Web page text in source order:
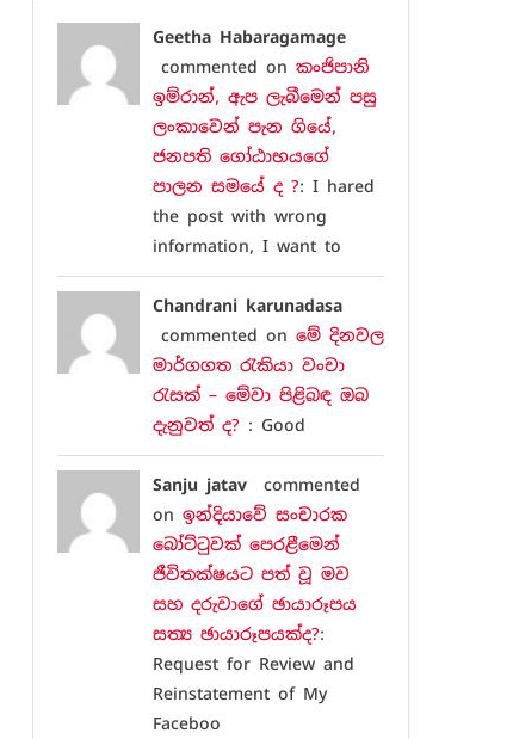
Geetha Habaragamage
commented on කංජිපානි
ඉම්රාන්, ඇප ලැබීමෙන් පසු
ලංකාවෙන් පැන ගියේ,
ජනපති ගෝඨාභයගේ
පාලන සමයේ ද ?: I hared
the post with wrong
information, I want to
Chandrani karunadasa
commented on මේ දිනවල
මාර්ගගත රැකියා වංචා
රැසක් – මේවා පිළිබඳ ඔබ
දැනුවත් ද? : Good
Sanju jatavcommented
on ඉන්දියාවේ සංචාරක
බෝට්ටුවක් පෙරළීමෙන්
ජීවිතක්ෂයට පත් වූ මව
සහ දරුවාගේ ඡායාරූපය
සත්‍ය ඡායාරූපයක්ද?:
Request for Review and
Reinstatement of My
Faceboo